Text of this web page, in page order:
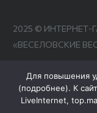
2025 ©
«ВЕСЕЛОВСКИЕ
Для повышения
(подробнее). К
LiveInternet,